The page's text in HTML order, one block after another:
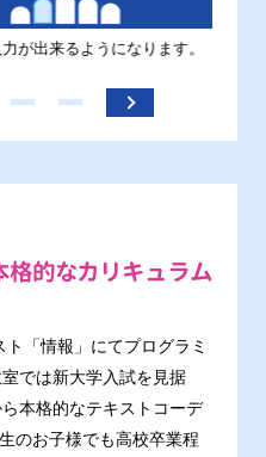
が出来るようになります。
的なカリキュラム
「情報」にてプログラミ
では新大学入試を見据
本格的なテキストコーデ
のお子様でも高校卒業程